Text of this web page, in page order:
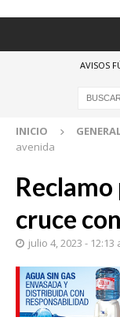
AVISOS
INICIO
avenida
cruce
julio 4, 2023 - 12:13